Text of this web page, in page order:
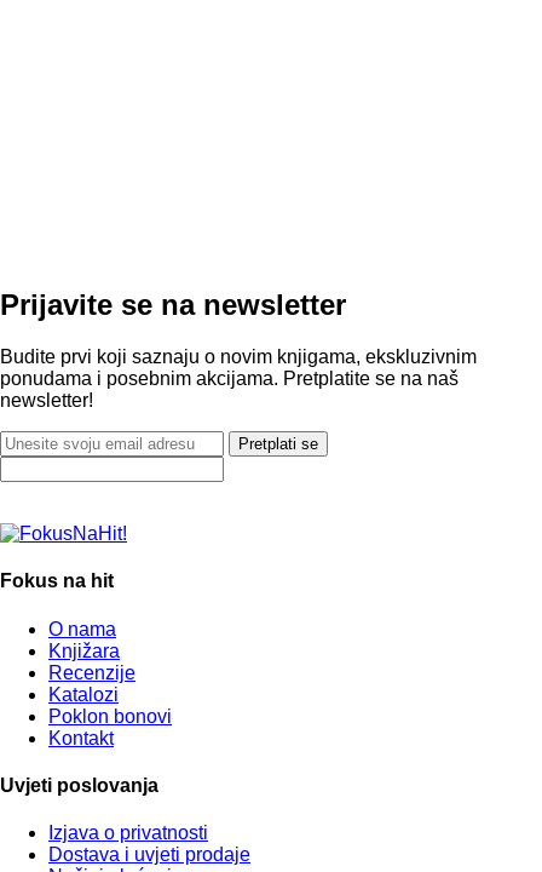
Prijavite se na newsletter
Budite prvi koji saznaju o novim knjigama, ekskluzivnim
ponudama i posebnim akcijama. Pretplatite se na naš
newsletter!
Pretplati se
Fokus na hit
O nama
Knjižara
Recenzije
Katalozi
Poklon bonovi
Kontakt
Uvjeti poslovanja
Izjava o privatnosti
Dostava i uvjeti prodaje